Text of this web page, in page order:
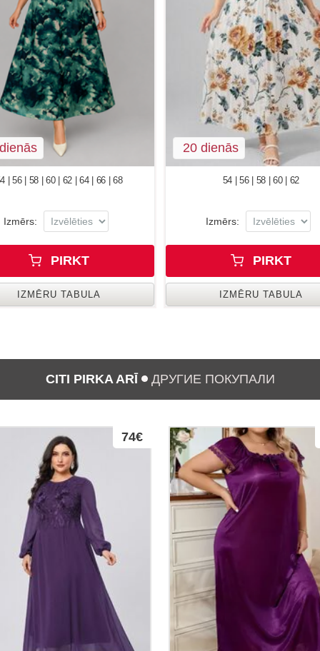
| 56 | 58 | 60 | 62 | 64 | 66 | 68
Izmērs:
PIRKT
IZMĒRU TABULA
20 dienās
54 | 56 | 58 | 60 | 62
Izmērs:
PIRKT
IZMĒRU TABULA
CITI PIRKA ARĪ ДРУГИЕ ПОКУПАЛИ
74€